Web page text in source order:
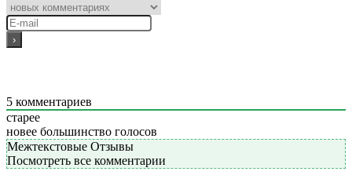
5 комментариев
старее
новее большинство голосов
Межтекстовые Отзывы
Посмотреть все комментарии